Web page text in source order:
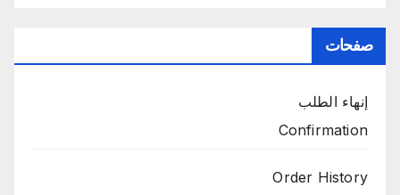
صفحات
إنهاء الطلب
Confirmation
Order History